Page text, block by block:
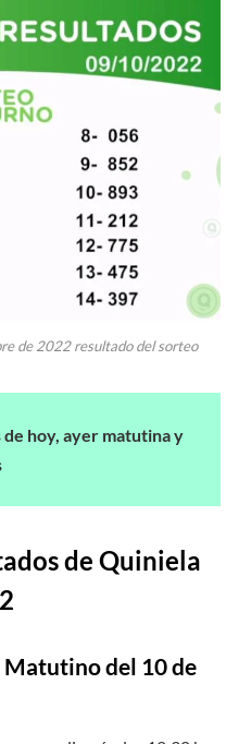
de 2022 resultado del sorteo
de hoy, ayer matutina y
de Quiniela
del 10 de